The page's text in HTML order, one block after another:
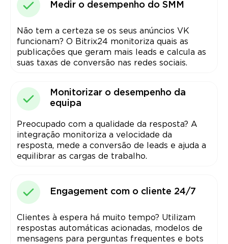
Medir o desempenho do SMM
Não tem a certeza se os seus anúncios VK
funcionam? O Bitrix24 monitoriza quais as
publicações que geram mais leads e calcula as
suas taxas de conversão nas redes sociais.
Monitorizar o desempenho da
equipa
Preocupado com a qualidade da resposta? A
integração monitoriza a velocidade da
resposta, mede a conversão de leads e ajuda a
equilibrar as cargas de trabalho.
Engagement com o cliente 24/7
Clientes à espera há muito tempo? Utilizam
respostas automáticas acionadas, modelos de
mensagens para perguntas frequentes e bots